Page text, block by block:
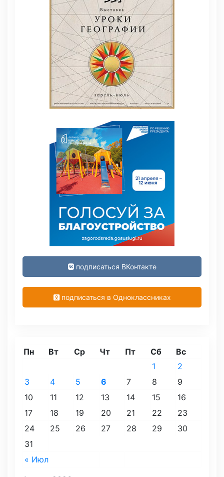
подписаться ВКонтакте
подписаться в Одноклассниках
Пн Вт Ср Чт Пт Сб Вс
« Июл
1
2
3
4 5 6 7 8
9
10
11 12 13 14 15
16
17
18 19 20 21 22
23
24
25 26 27 28 29
30
31